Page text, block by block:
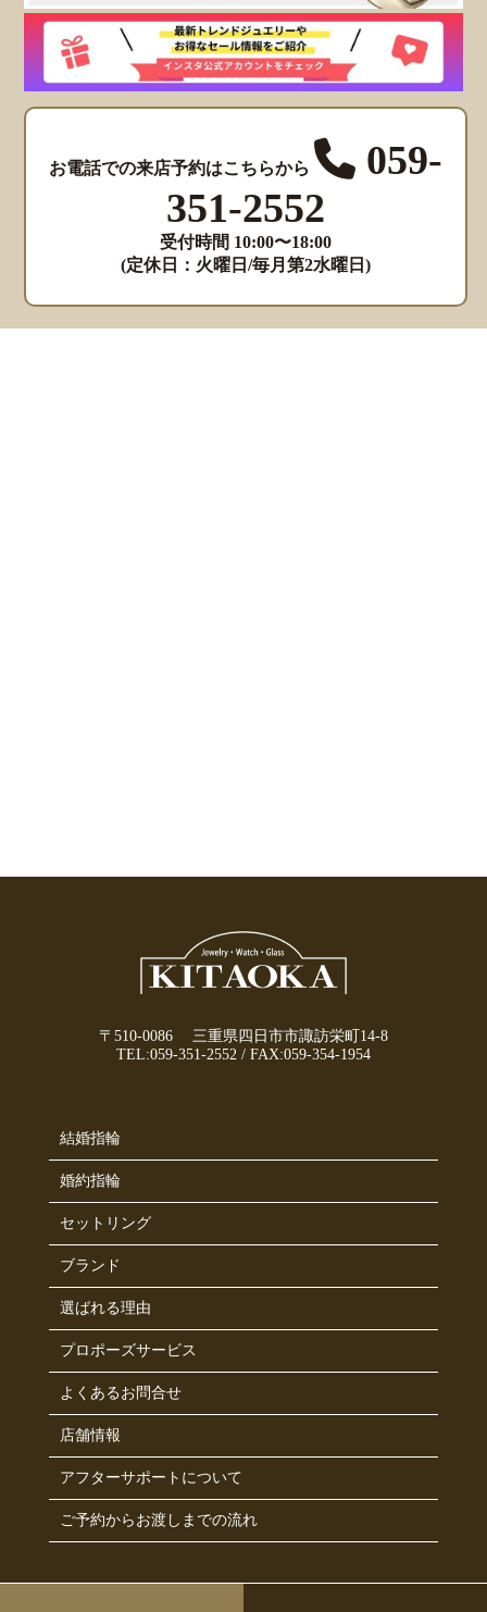
お電話での来店予約はこちらから
059-
351-2552
受付時間 10:00〜18:00
(定休日：火曜日/毎月第2水曜日)
〒510-0086 三重県四日市市諏訪栄町14-8
TEL:059-351-2552 / FAX:059-354-1954
結婚指輪
婚約指輪
セットリング
ブランド
選ばれる理由
プロポーズサービス
よくあるお問合せ
店舗情報
アフターサポートについて
ご予約からお渡しまでの流れ